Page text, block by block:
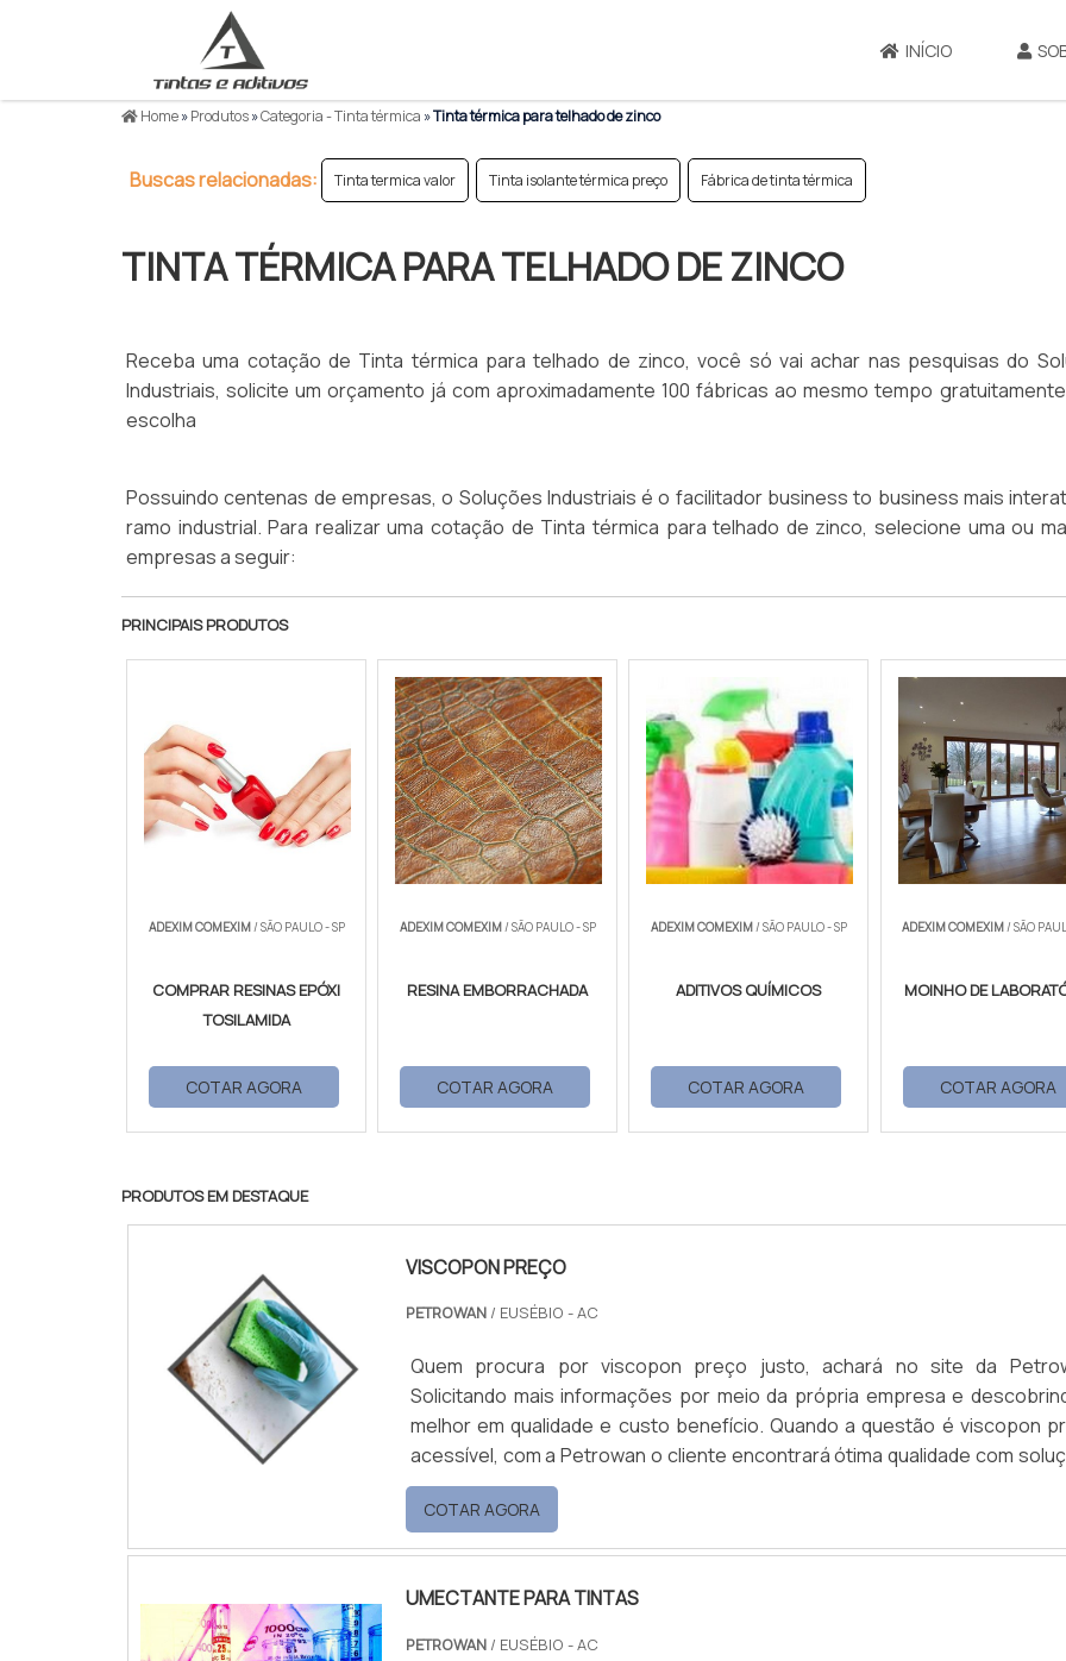
INÍCIO
Home»Produtos»Categoria - Tinta térmica »Tinta térmica para telhado de zinco
Buscas relacionadas: Tinta termica valor Tinta isolante térmica preço Fábrica de tinta térmica
TINTA TÉRMICA PARA TELHADO DE ZINCO
Receba uma cotação de Tinta térmica para telhado de zinco, você só vai achar nas pesquisas do
Industriais, solicite um orçamento já com aproximadamente 100 fábricas ao mesmo tempo
escolha
Possuindo centenas de empresas, o Soluções Industriais é o facilitador business to business mais
ramo industrial. Para realizar uma cotação de Tinta térmica para telhado de zinco, selecione uma ou
empresas a seguir:
PRINCIPAIS PRODUTOS
ADEXIM COMEXIM/ SÃO PAULO - SP
COMPRAR RESINAS EPÓXI
TOSILAMIDA
COTAR AGORA
ADEXIM COMEXIM/ SÃO PAULO - SP
RESINA EMBORRACHADA
COTAR AGORA
ADEXIM COMEXIM/ SÃO PAULO - SP
ADITIVOS QUÍMICOS
COTAR AGORA
ADEXIM COMEXIM/ SÃO
MOINHO DE
COTAR AGORA
PRODUTOS EM DESTAQUE
VISCOPON PREÇO
PETROWAN / EUSÉBIO - AC
Quem procura por viscopon preço justo, achará no site da
Solicitando mais informações por meio da própria empresa e
melhor em qualidade e custo benefício. Quando a questão é viscopon
acessível, com a Petrowan o cliente encontrará ótima qualidade com
de distribuição de produtos químicos. MAIS DETALHES SOBRE VISCOPON
PREÇO A Petrowan objetiva sua energia em proporcionar uma estrutura com
escritório d...
COTAR AGORA
UMECTANTE PARA TINTAS
PETROWAN / EUSÉBIO - AC